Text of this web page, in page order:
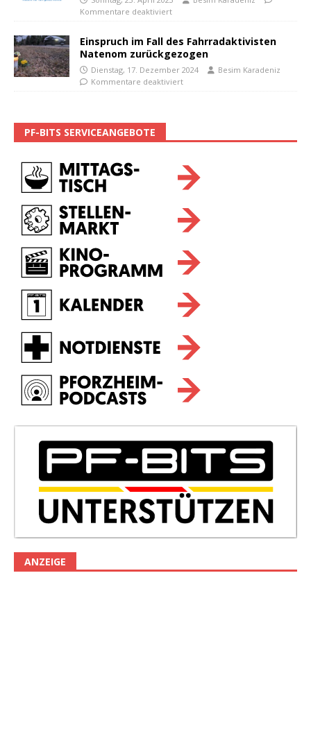
Kommentare deaktiviert
Einspruch im Fall des Fahrradaktivisten
Natenom zurückgezogen
Dienstag, 17. Dezember 2024
Besim Karadeniz
Kommentare deaktiviert
PF-BITS SERVICEANGEBOTE
ANZEIGE